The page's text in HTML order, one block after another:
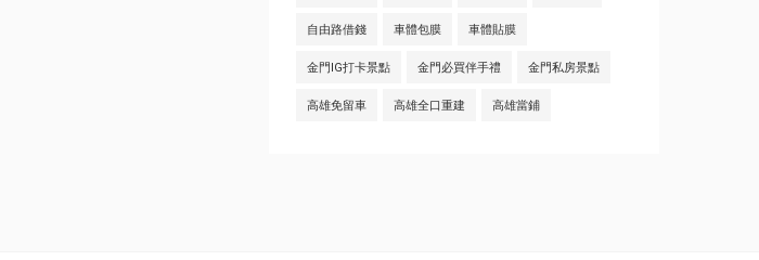
自由路借錢 車體包膜 車體貼膜
金門IG打卡景點 金門必買伴手禮 金門私房景點
高雄免留車 高雄全口重建 高雄當鋪